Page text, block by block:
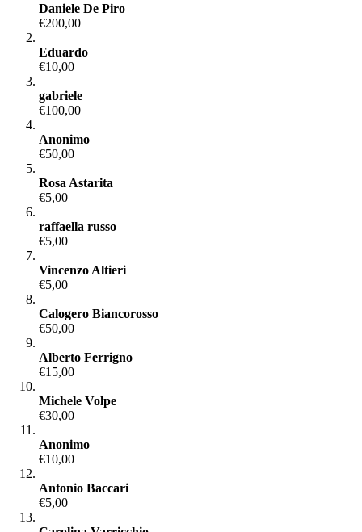
Daniele De Piro
€200,00
Eduardo
€10,00
gabriele
€100,00
Anonimo
€50,00
Rosa Astarita
€5,00
raffaella russo
€5,00
Vincenzo Altieri
€5,00
Calogero Biancorosso
€50,00
Alberto Ferrigno
€15,00
Michele Volpe
€30,00
Anonimo
€10,00
Antonio Baccari
€5,00